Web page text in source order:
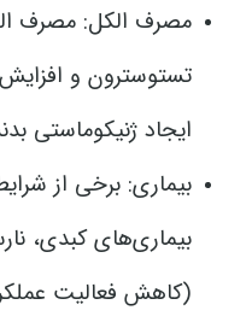
مصرف الکل: مصرف
تستوسترون و
ایجاد ژنیکوماستی
بیماری: برخی از
بیماری‌های کبدی،
(کاهش فعالیت